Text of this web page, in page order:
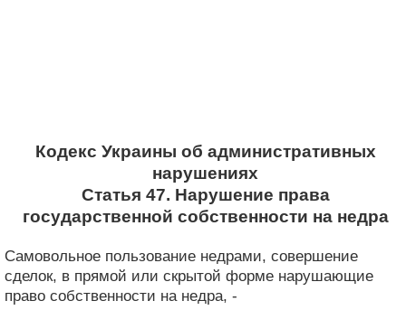
Кодекс Украины об административных
нарушениях
Статья 47. Нарушение права
государственной собственности на недра
Самовольное пользование недрами, совершение
сделок, в прямой или скрытой форме нарушающие
право собственности на недра, -